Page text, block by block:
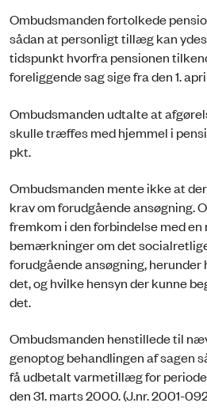
Ombudsmanden fortolkede
sådan at personligt tillæg kan
tidspunkt hvorfra pensionen
foreliggende sag sige fra den 1.
Ombudsmanden udtalte at
skulle træffes med hjemmel i
pkt.
Ombudsmanden mente ikke at
krav om forudgående ansøgning.
fremkom i den forbindelse med
bemærkninger om det
forudgående ansøgning, herunder
det, og hvilke hensyn der kunne
det.
Ombudsmanden henstillede til
genoptog behandlingen af sagen
få udbetalt varmetillæg for
den 31. marts 2000. (J.nr. 2001-